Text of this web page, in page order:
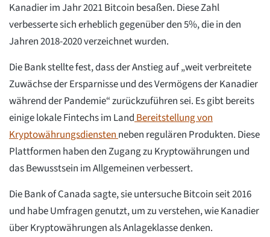
Kanadier im Jahr 2021 Bitcoin besaßen. Diese Zahl
verbesserte sich erheblich gegenüber den 5%, die in den
Jahren 2018-2020 verzeichnet wurden.
Die Bank stellte fest, dass der Anstieg auf „weit verbreitete
Zuwächse der Ersparnisse und des Vermögens der Kanadier
während der Pandemie“ zurückzuführen sei. Es gibt bereits
einige lokale Fintechs im LandBereitstellung von
Kryptowährungsdienstenneben regulären Produkten. Diese
Plattformen haben den Zugang zu Kryptowährungen und
das Bewusstsein im Allgemeinen verbessert.
Die Bank of Canada sagte, sie untersuche Bitcoin seit 2016
und habe Umfragen genutzt, um zu verstehen, wie Kanadier
über Kryptowährungen als Anlageklasse denken.